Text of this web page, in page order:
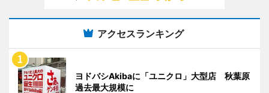
アクセスランキング
ヨドバシAkibaに「ユニクロ」大型店 秋葉原
過去最大規模に